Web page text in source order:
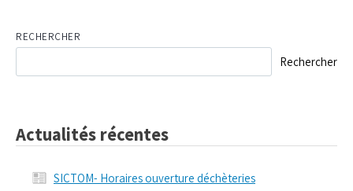
RECHERCHER
Rechercher
Actualités récentes
SICTOM- Horaires ouverture déchèteries